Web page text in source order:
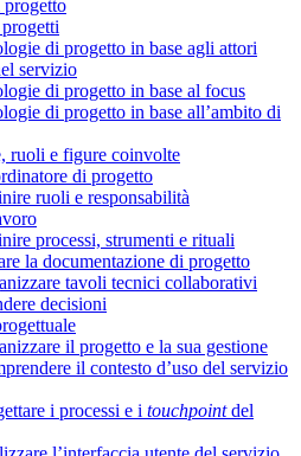
di progetto in base agli attori
servizio
di progetto in base al focus
di progetto in base all’ambito di
ruoli e figure coinvolte
di progetto
ruoli e responsabilità
processi, strumenti e rituali
la documentazione di progetto
tavoli tecnici collaborativi
decisioni
il progetto e la sua gestione
il contesto d’uso del servizio
i processi e i touchpointdel